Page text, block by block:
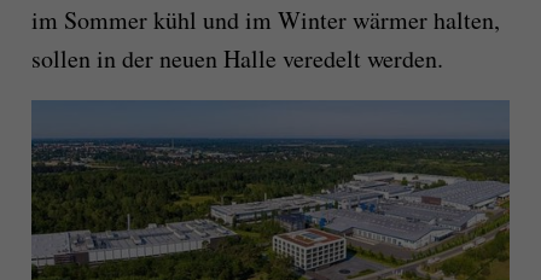
im Sommer kühl und im Winter wärmer halten,
sollen in der neuen Halle veredelt werden.